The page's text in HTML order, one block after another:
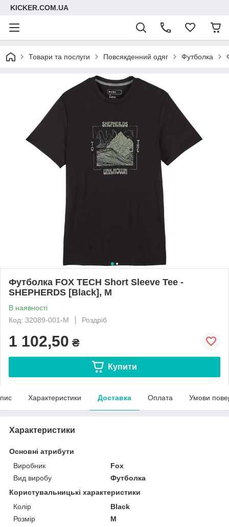
KICKER.COM.UA
Товари та послуги Повсякденний одяг Футболка
Футболка FOX TECH Short Sleeve Tee -
SHEPHERDS [Black], M
В наявності
Код: 32089-001-M
Роздріб
1 102,50 ₴
Купити
Характеристики Доставка Оплата Умови
Характеристики
Основні атрибути
Виробник
Fox
Вид виробу
Футболка
Користувальницькі характеристики
Колір
Black
Розмір
M